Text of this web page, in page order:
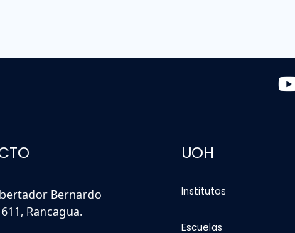
Bernardo
Rancagua.
UOH
Institutos
Escuelas